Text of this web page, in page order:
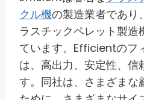
クル機の製造業者であり
ラスチックペレット製
ています。Efficientのフ
は、高出力、安定性、信
す。同社は、さまざまな